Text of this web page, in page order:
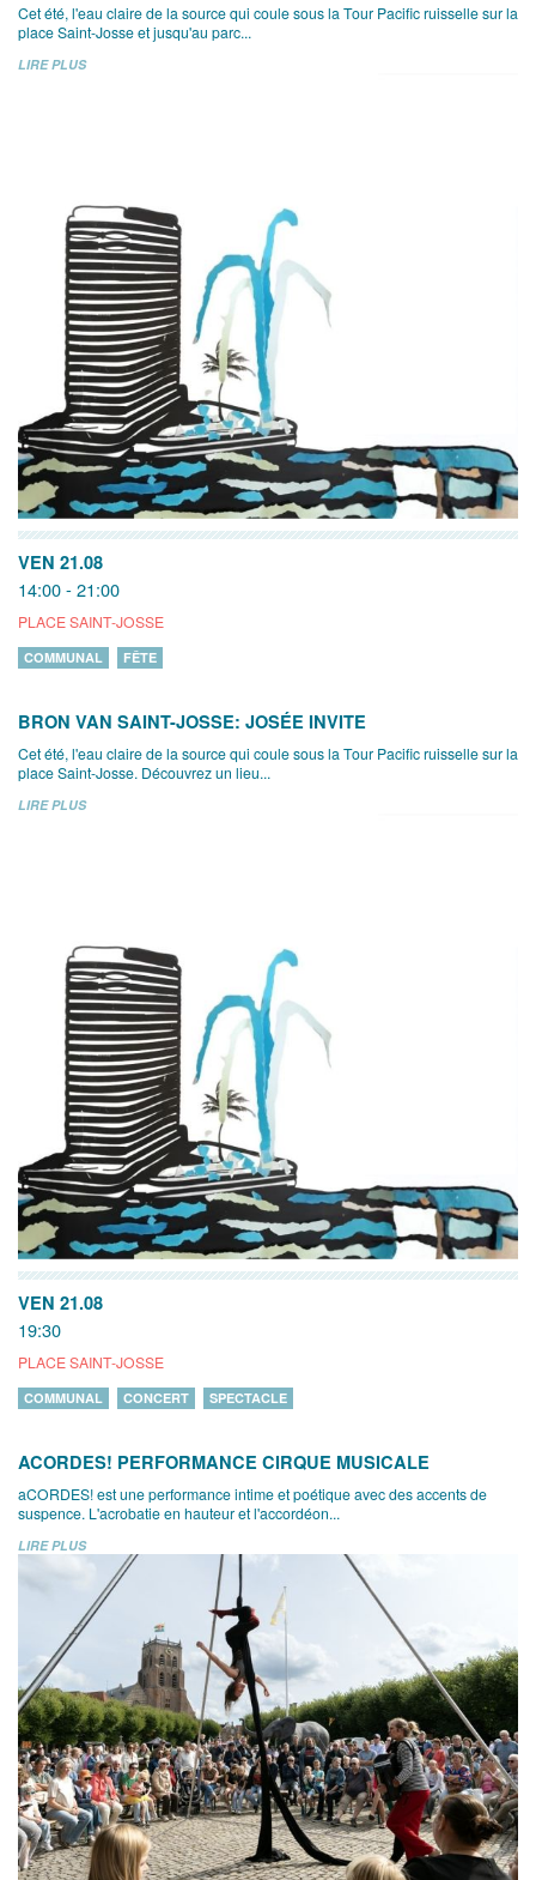
Cet été, l'eau claire de la source qui coule sous la Tour Pacific ruisselle sur la
place Saint-Josse et jusqu'au parc...
LIRE PLUS
VEN 21.08
14:00 - 21:00
PLACE SAINT-JOSSE
COMMUNAL FÊTE
BRON VAN SAINT-JOSSE: JOSÉE INVITE
Cet été, l'eau claire de la source qui coule sous la Tour Pacific ruisselle sur la
place Saint-Josse. Découvrez un lieu...
LIRE PLUS
VEN 21.08
19:30
PLACE SAINT-JOSSE
COMMUNAL CONCERT SPECTACLE
ACORDES! PERFORMANCE CIRQUE MUSICALE
aCORDES! est une performance intime et poétique avec des accents de
suspence. L'acrobatie en hauteur et l'accordéon...
LIRE PLUS